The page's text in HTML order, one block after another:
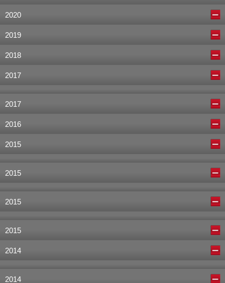
2020
2019
2018
2017
2017
2016
2015
2015
2015
2015
2014
2014